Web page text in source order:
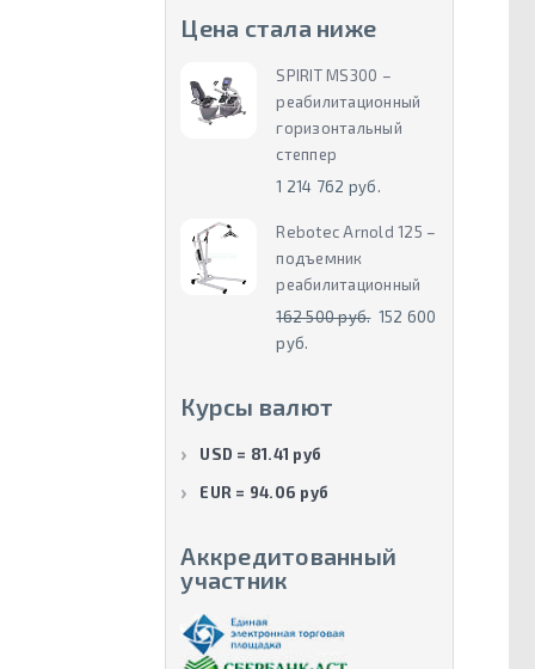
Цена стала ниже
SPIRIT MS300 –
реабилитационный
горизонтальный
степпер
1 214 762 руб.
Rebotec Arnold 125 –
подъемник
реабилитационный
162 500 руб. 152 600
руб.
Курсы валют
USD = 81.41 руб
EUR = 94.06 руб
Аккредитованный
участник